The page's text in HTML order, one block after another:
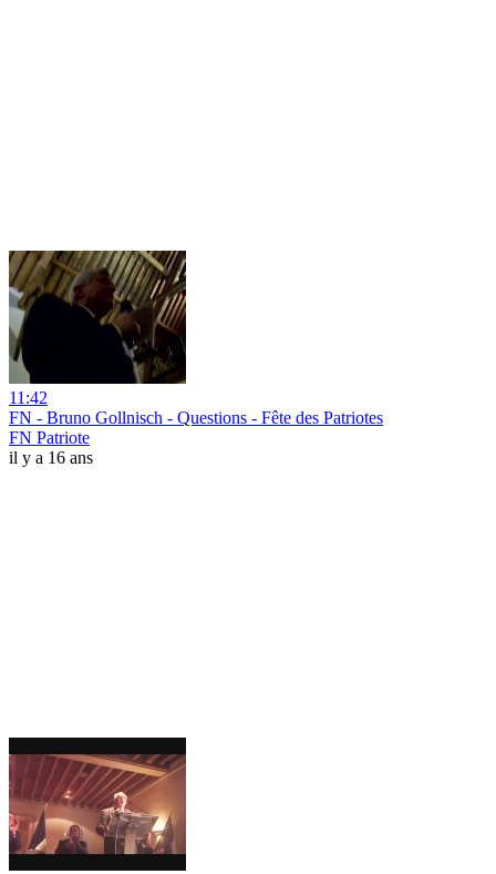
11:42
FN - Bruno Gollnisch - Questions - Fête des Patriotes
FN Patriote
il y a 16 ans